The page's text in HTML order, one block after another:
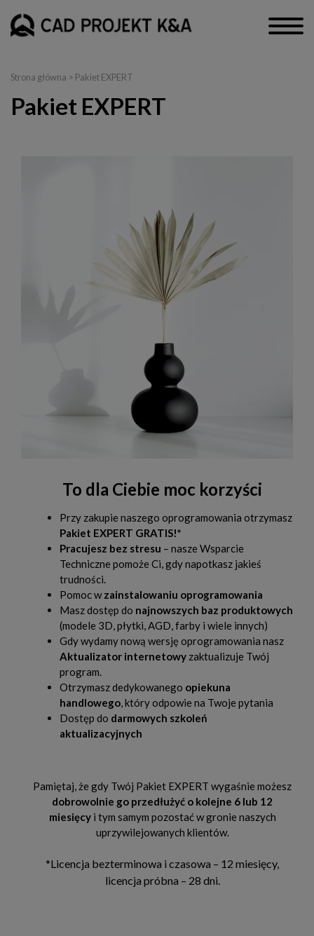
Strona główna > Pakiet EXPERT
Pakiet EXPERT
To dla Ciebie moc korzyści
Przy zakupie naszego oprogramowania otrzymasz
Pakiet EXPERT GRATIS!*
Pracujesz bez stresu – nasze Wsparcie
Techniczne pomoże Ci, gdy napotkasz jakieś
trudności.
Pomoc wzainstalowaniu oprogramowania
Masz dostęp do najnowszych baz produktowych
(modele 3D, płytki, AGD, farby i wiele innych)
Gdy wydamy nową wersję oprogramowania nasz
Aktualizator internetowy zaktualizuje Twój
program.
Otrzymasz dedykowanego opiekuna
handlowego, który odpowie na Twoje pytania
Dostęp do darmowych szkoleń
aktualizacyjnych
Pamiętaj, że gdy Twój Pakiet EXPERT wygaśnie możesz
dobrowolnie go przedłużyć o kolejne 6 lub 12
miesięcyi tym samym pozostać w gronie naszych
uprzywilejowanych klientów.
*Licencja bezterminowa i czasowa – 12 miesięcy,
licencja próbna – 28 dni.